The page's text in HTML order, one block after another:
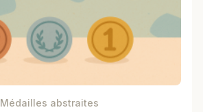
Médailles abstraites